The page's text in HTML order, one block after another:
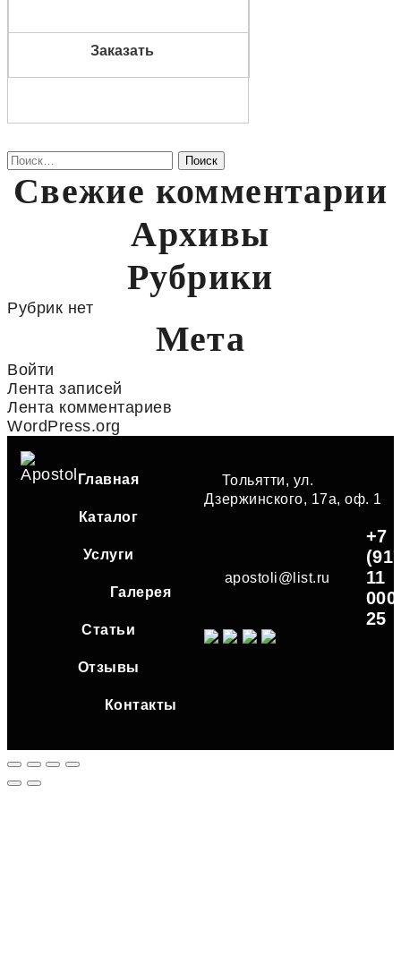
Заказать
Найти:
Свежие комментарии
Архивы
Рубрики
Рубрик нет
Мета
Войти
Лента записей
Лента комментариев
WordPress.org
Главная
Каталог
Услуги
Галерея
Статьи
Отзывы
Контакты
Тольятти, ул.
Дзержинского, 17а, оф. 1
apostoli@list.ru
+7
11
000
25